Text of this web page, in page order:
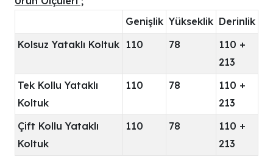
Genişlik Yükseklik Derinlik
Kolsuz Yataklı Koltuk 110 78
110 +
213
Tek Kollu Yataklı
Koltuk
110 78
110 +
213
Çift Kollu Yataklı
Koltuk
110 78
110 +
213